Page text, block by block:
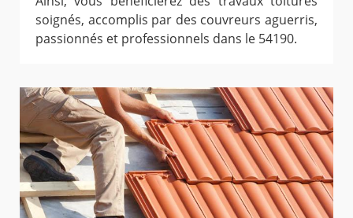
soignés, accomplis par des couvreurs aguerris,
passionnés et professionnels dans le 54190.